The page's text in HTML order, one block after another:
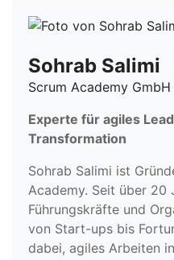
Sohrab Salimi
Scrum Academy GmbH
Experte für agiles
Transformation
Sohrab Salimi ist
Academy. Seit über 20
Führungskräfte und
von Start-ups bis
dabei, agiles Arbeiten